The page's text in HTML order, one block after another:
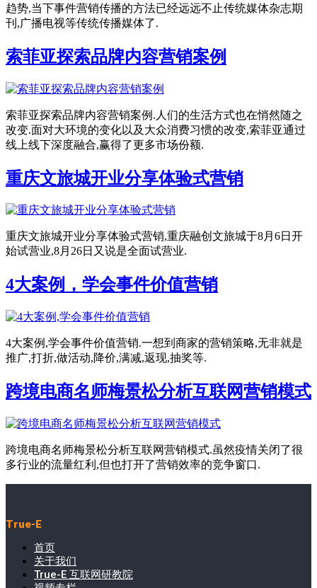
趋势,当下事件营销传播的方法已经远远不止传统媒体杂志期
刊,广播电视等传统传播媒体了.
索菲亚探索品牌内容营销案例
索菲亚探索品牌内容营销案例.人们的生活方式也在悄然随之
改变.面对大环境的变化以及大众消费习惯的改变,索菲亚通过
线上线下深度融合,赢得了更多市场份额.
重庆文旅城开业分享体验式营销
重庆文旅城开业分享体验式营销,重庆融创文旅城于8月6日开
始试营业,8月26日又说是全面试营业.
4大案例，学会事件价值营销
4大案例,学会事件价值营销.一想到商家的营销策略,无非就是
推广,打折,做活动,降价,满减,返现,抽奖等.
跨境电商名师梅景松分析互联网营销模式
跨境电商名师梅景松分析互联网营销模式.虽然疫情关闭了很
多行业的流量红利,但也打开了营销效率的竞争窗口.
True-E
首页
关于我们
True-E 互联网研教院